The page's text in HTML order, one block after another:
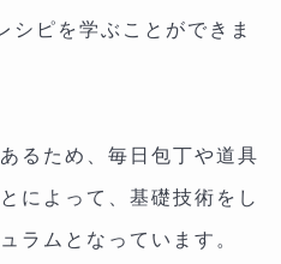
ピを学ぶことができま
るため、毎日包丁や道具
によって、基礎技術をし
ラムとなっています。